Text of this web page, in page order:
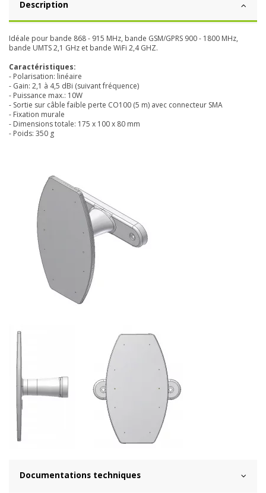
Description
Idéale pour bande 868 - 915 MHz, bande GSM/GPRS 900 - 1800 MHz,
bande UMTS 2,1 GHz et bande WiFi 2,4 GHZ.
Caractéristiques:
- Polarisation: linéaire
- Gain: 2,1 à 4,5 dBi (suivant fréquence)
- Puissance max.: 10W
- Sortie sur câble faible perte CO100 (5 m) avec connecteur SMA
- Fixation murale
- Dimensions totale: 175 x 100 x 80 mm
- Poids: 350 g
Documentations techniques